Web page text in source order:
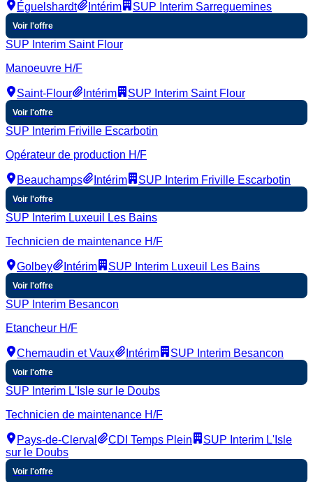
Éguelshardt Intérim SUP Interim Sarreguemines
Voir l'offre
SUP Interim Saint Flour
Manoeuvre H/F
Saint-Flour Intérim SUP Interim Saint Flour
Voir l'offre
SUP Interim Friville Escarbotin
Opérateur de production H/F
Beauchamps Intérim SUP Interim Friville Escarbotin
Voir l'offre
SUP Interim Luxeuil Les Bains
Technicien de maintenance H/F
Golbey Intérim SUP Interim Luxeuil Les Bains
Voir l'offre
SUP Interim Besancon
Etancheur H/F
Chemaudin et Vaux Intérim SUP Interim Besancon
Voir l'offre
SUP Interim L'Isle sur le Doubs
Technicien de maintenance H/F
Pays-de-Clerval CDI Temps Plein
SUP Interim L'Isle
sur le Doubs
Voir l'offre